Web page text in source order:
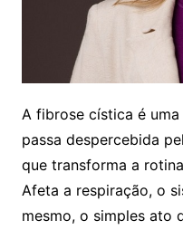
A fibrose cística é
passa despercebida
que transforma a
Afeta a respiração, o
mesmo, o simples ato